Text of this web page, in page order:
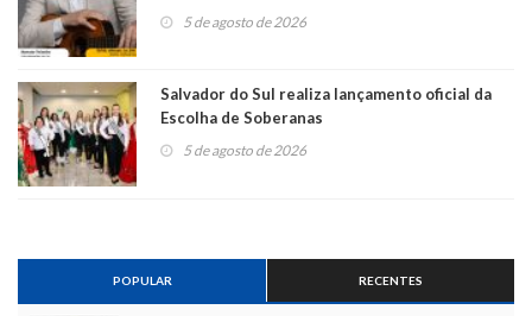
5 de agosto de 2026
Salvador do Sul realiza lançamento oficial da
Escolha de Soberanas
5 de agosto de 2026
POPULAR RECENTES